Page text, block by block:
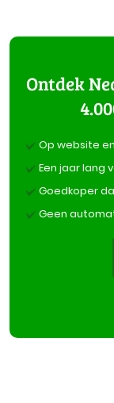
Ontdek
Op website
Een jaar lang
Goedkoper
Geen